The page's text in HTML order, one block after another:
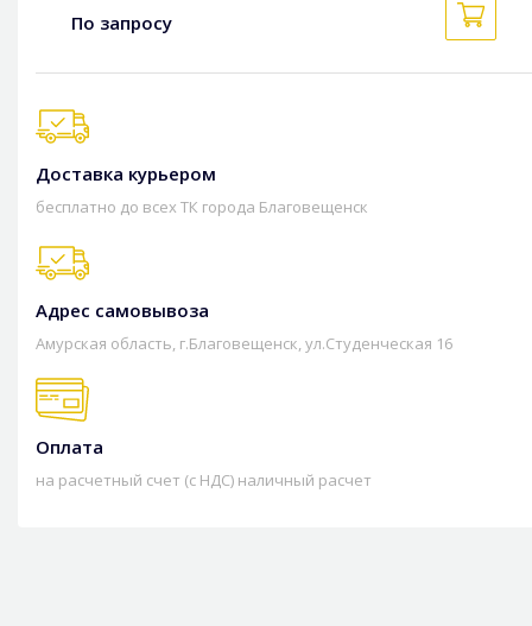
По запросу
Доставка курьером
бесплатно до всех ТК города Благовещенск
Адрес самовывоза
Амурская область, г.Благовещенск, ул.Студенческая 16
Оплата
на расчетный счет (с НДС) наличный расчет